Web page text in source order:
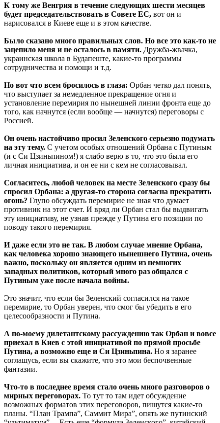
К тому же Венгрия в течение следующих шести месяцев
будет председательствовать в Совете ЕС, вот он и
нарисовался в Киеве еще и в этом качестве.
Было сказано много правильных слов. Но все это как-то не
зацепило меня и не осталось в памяти. Дружба-жвачка,
украинская школа в Будапеште, какие-то программы
сотрудничества и помощи и т.д.
Но вот что всем бросилось в глаза: Орбан четко дал понять,
что выступает за немедленное прекращение огня и
установление перемирия по нынешней линии фронта еще до
того, как начнутся (если вообще — начнутся) переговоры с
Россией.
Он очень настойчиво просил Зеленского серьезно подумать
на эту тему. С учетом особых отношений Орбана с Путиным
(и с Си Цзиньпином!) я слабо верю в то, что это была его
личная инициатива, и он ее ни с кем не согласовывал.
Согласитесь, любой человек на месте Зеленского сразу бы
спросил Орбана: а другая-то сторона согласна прекратить
огонь? Глупо обсуждать перемирие не зная что думает
противник на этот счет. И вряд ли Орбан стал бы выдвигать
эту инициативу, не узнав прежде у Путина его позиции по
поводу такого перемирия.
И даже если это не так. В любом случае мнение Орбана,
как человека хорошо знающего нынешнего Путина, очень
важно, поскольку он является одним из немногих
западных политиков, который много раз общался с
Путиным уже после начала войны.
Это значит, что если бы Зеленский согласился на такое
перемирие, то Орбан уверен, что смог бы убедить в его
целесообразности и Путина.
А по-моему дилетантскому рассуждению так Орбан и вовсе
приехал в Киев с этой инициативой по прямой просьбе
Путина, а возможно еще и Си Цзиньпина. Но я заранее
соглашусь, если вы скажите, что это мои беспочвенные
фантазии.
Что-то в последнее время стало очень много разговоров о
мирных переговорах. То тут то там идет обсуждение
возможных форматов этих переговоров, пишутся какие-то
планы. “План Трампа”, Саммит Мира”, опять же путинский